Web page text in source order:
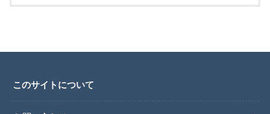
このサイトについて